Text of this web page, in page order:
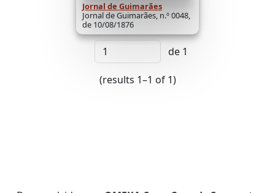
Jornal de Guimarães
Jornal de Guimarães, n.º 0048,
de 10/08/1876
de 1
(results 1–1 of 1)